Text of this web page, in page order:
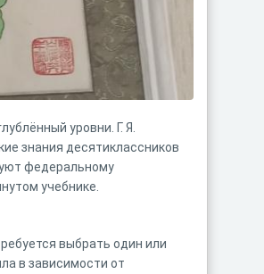
уровни. Г. Я.
знания десятиклассников
федеральному
учебнике.
выбрать один или
в зависимости от